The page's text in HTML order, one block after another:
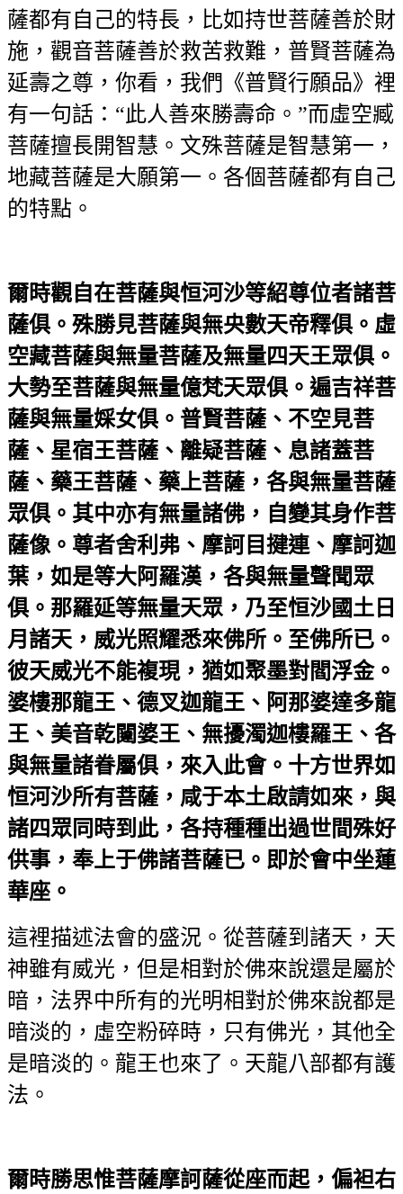
薩都有自己的特長，比如持世菩薩善於財
施，觀音菩薩善於救苦救難，普賢菩薩為
延壽之尊，你看，我們《普賢行願品》裡
有一句話：“此人善來勝壽命。”而虛空臧
菩薩擅長開智慧。文殊菩薩是智慧第一，
地藏菩薩是大願第一。各個菩薩都有自己
的特點。
爾時觀自在菩薩與恒河沙等紹尊位者諸菩
薩俱。殊勝見菩薩與無央數天帝釋俱。虛
空藏菩薩與無量菩薩及無量四天王眾俱。
大勢至菩薩與無量億梵天眾俱。遍吉祥菩
薩與無量婇女俱。普賢菩薩、不空見菩
薩、星宿王菩薩、離疑菩薩、息諸蓋菩
薩、藥王菩薩、藥上菩薩，各與無量菩薩
眾俱。其中亦有無量諸佛，自變其身作菩
薩像。尊者舍利弗、摩訶目揵連、摩訶迦
葉，如是等大阿羅漢，各與無量聲聞眾
俱。那羅延等無量天眾，乃至恒沙國土日
月諸天，威光照耀悉來佛所。至佛所已。
彼天威光不能複現，猶如聚墨對閻浮金。
婆樓那龍王、德叉迦龍王、阿那婆達多龍
王、美音乾闥婆王、無擾濁迦樓羅王、各
與無量諸眷屬俱，來入此會。十方世界如
恒河沙所有菩薩，咸于本土啟請如來，與
諸四眾同時到此，各持種種出過世間殊好
供事，奉上于佛諸菩薩已。即於會中坐蓮
華座。
這裡描述法會的盛況。從菩薩到諸天，天
神雖有威光，但是相對於佛來說還是屬於
暗，法界中所有的光明相對於佛來說都是
暗淡的，虛空粉碎時，只有佛光，其他全
是暗淡的。龍王也來了。天龍八部都有護
法。
爾時勝思惟菩薩摩訶薩從座而起，偏袒右